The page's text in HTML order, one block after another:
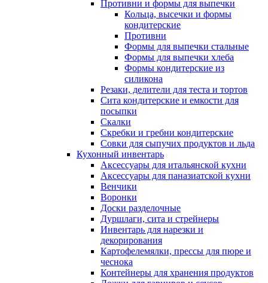
Противни и формы для выпечки
Кольца, высечки и формы
кондитерские
Противни
Формы для выпечки стальные
Формы для выпечки хлеба
Формы кондитерские из
силикона
Резаки, делители для теста и тортов
Сита кондитерские и емкости для
посыпки
Скалки
Скребки и гребни кондитерские
Совки для сыпучих продуктов и льда
Кухонный инвентарь
Аксессуары для итальянской кухни
Аксессуары для паназиатской кухни
Венчики
Воронки
Доски разделочные
Дуршлаги, сита и стрейнеры
Инвентарь для нарезки и
декорирования
Картофелемялки, прессы для пюре и
чеснока
Контейнеры для хранения продуктов